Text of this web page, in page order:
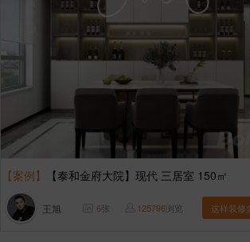
【案例】 【泰和金府大院】现代 三居室 150㎡
王旭 6张 125796浏览 这样装修